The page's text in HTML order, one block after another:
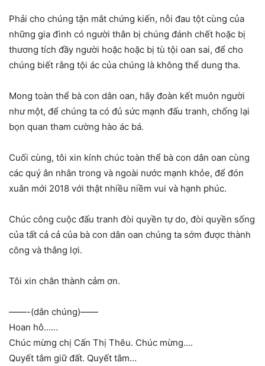
Phải cho chúng tận mắt chứng kiến, nỗi đau tột cùng của
những gia đình có người thân bị chúng đánh chết hoặc bị
thương tích đầy người hoặc hoặc bị tù tội oan sai, để cho
chúng biết rằng tội ác của chúng là không thể dung tha.
Mong toàn thể bà con dân oan, hãy đoàn kết muôn người
như một, để chúng ta có đủ sức mạnh đấu tranh, chống lại
bọn quan tham cường hào ác bá.
Cuối cùng, tôi xin kính chúc toàn thể bà con dân oan cùng
các quý ân nhân trong và ngoài nước mạnh khỏe, để đón
xuân mới 2018 với thật nhiều niềm vui và hạnh phúc.
Chúc công cuộc đấu tranh đòi quyền tự do, đòi quyền sống
của tất cả cả của bà con dân oan chúng ta sớm được thành
công và thắng lợi.
Tôi xin chân thành cảm ơn.
——-(dân chúng)——
Hoan hô……
Chúc mừng chị Cấn Thị Thêu. Chúc mừng….
Quyết tâm giữ đất. Quyết tâm…